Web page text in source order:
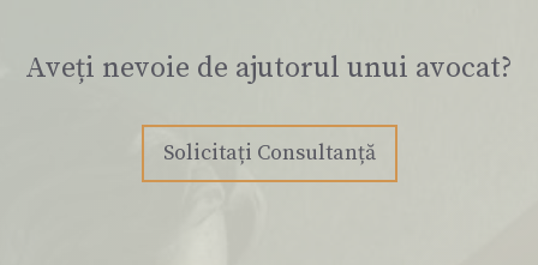
Aveți nevoie de ajutorul unui avocat?
Solicitați Consultanță